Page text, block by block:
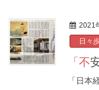
2021
日々
「日本